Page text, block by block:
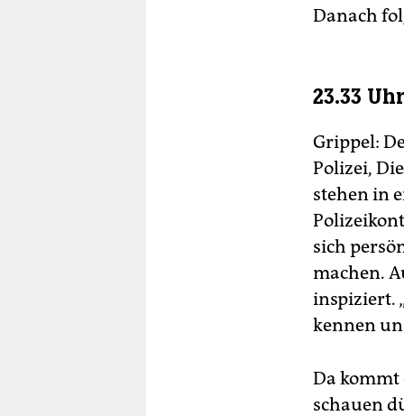
Danach
23.33
Grippel:
Polizei,
stehen in
sich
machen.
inspiziert.
kennen
Da kommt
schauen